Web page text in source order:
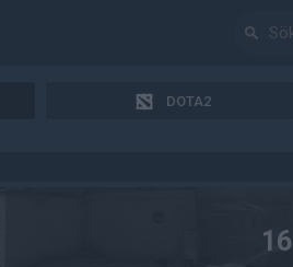
DOTA2
16